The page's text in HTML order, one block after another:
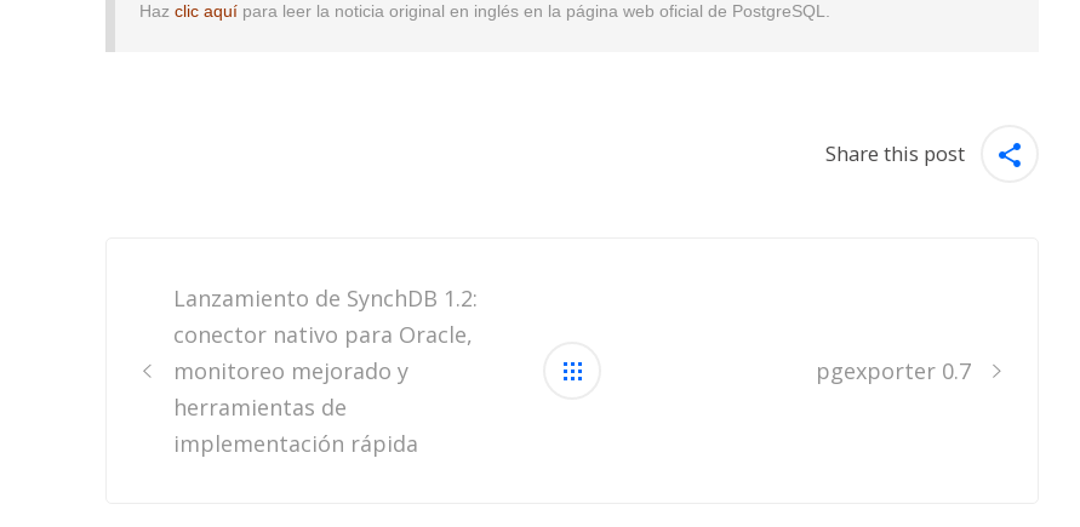
Haz clic aquí para leer la noticia original en inglés en la página web oficial de PostgreSQL.
Share this post
navigation
Lanzamiento de SynchDB 1.2:
conector nativo para Oracle,
monitoreo mejorado y
herramientas de
implementación rápida
pgexporter 0.7